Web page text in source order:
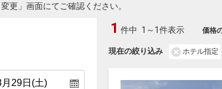
更」画面にてご確認ください。
現在の絞り込み ホテル指定
1 件中 1～1件表示 価格